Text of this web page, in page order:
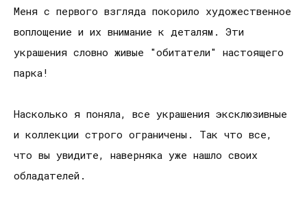
Меня с первого взгляда покорило художественное
воплощение и их внимание к деталям. Эти
украшения словно живые "обитатели" настоящего
парка!
Насколько я поняла, все украшения эксклюзивные
и коллекции строго ограничены. Так что все,
что вы увидите, наверняка уже нашло своих
обладателей.